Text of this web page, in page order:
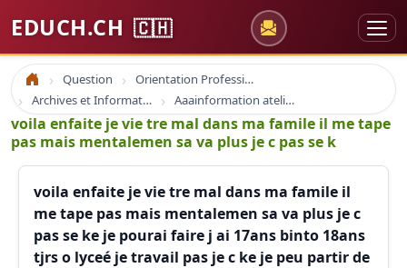
EDUCH.CH 🇨🇭
Accueil Question
Orientation Professionnelle
Archives et Informations Educh.ch
Aaainformation ateliers educh.ch
voila enfaite je vie tre mal dans ma famile il me tape
pas mais mentalemen sa va plus je c pas se k
voila enfaite je vie tre mal dans ma famile il
me tape pas mais mentalemen sa va plus je c
pas se ke je pourai faire j ai 17ans binto 18ans
tjrs o lyceé je travail pas je c ke je peu partir de